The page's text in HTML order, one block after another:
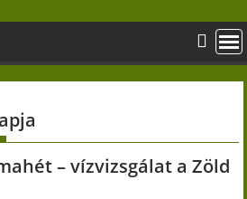
– vízvizsgálat a Zöld